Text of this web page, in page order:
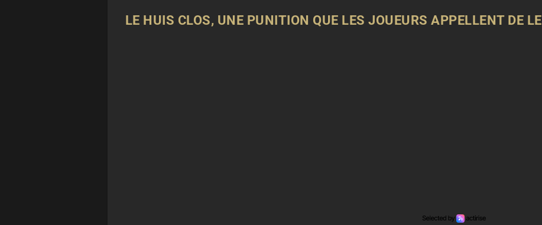
LE HUIS CLOS, UNE PUNITION QUE LES JOUEURS APPELLENT DE